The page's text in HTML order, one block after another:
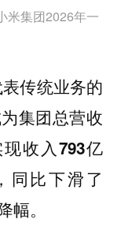
米集团2026年一
传统业务的
集团总营收
收入793亿
同比下滑了
。